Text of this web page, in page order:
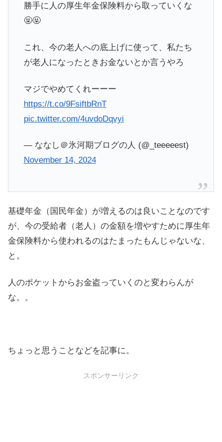
勝手に人の厚生年金保険料から取っていくな
🤬🤬
これ、今の老人への底上げに使って、私たち
が老人になったときお金ないとか言うやろ
マジでやめてくれーーー
https://t.co/9FsiftbRnT
pic.twitter.com/4uvdoDqvyi
— ななし＠氷河期ブログの人 (@_teeeeest)
November 14, 2024
基礎年金（国民年金）が増えるのは良いことなのです
が、今の受給者（老人）の金額を増やすために厚生年
金保険料から使われるのはたまったもんじゃないな、
と。
人のポケットからお金盗っていくのと変わらんが
な。。
ちょっと思うことなどを記事に。
スポンサーリンク